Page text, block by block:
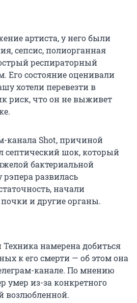
артиста, у него были
сепсис, полиорганная
респираторный
Его состояние оценивали
хотели перевезти в
риск, что он не выживет
канала Shot, причиной
септический шок, который
бактериальной
развилась
начали
и другие органы.
намерена добиться
к его смерти — об этом она
канале. По мнению
умер из-за конкретного
возлюбленной.